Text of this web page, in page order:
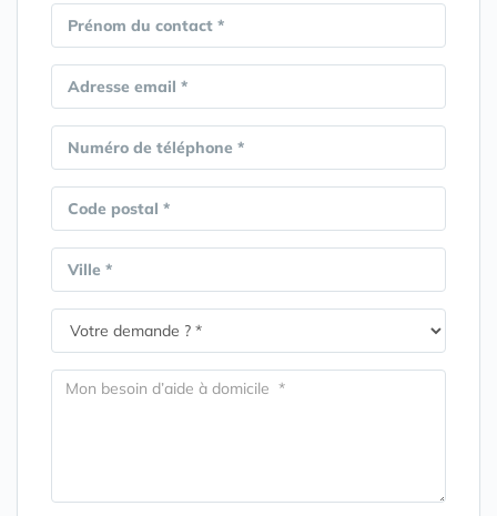
Prénom du contact *
Adresse email *
Numéro de téléphone *
Code postal *
Ville *